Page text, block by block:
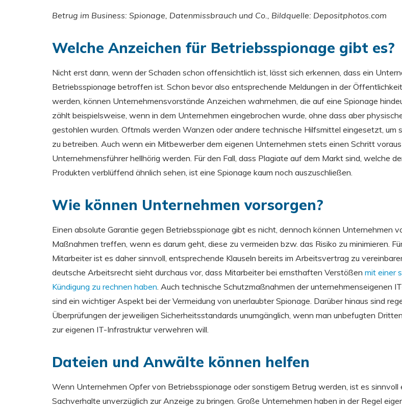
Betrug im Business: Spionage, Datenmissbrauch und Co., Bildquelle: Depositphotos.com
Welche Anzeichen für Betriebsspionage gibt es?
Nicht erst dann, wenn der Schaden schon offensichtlich ist, lässt sich erkennen, dass ein
Betriebsspionage betroffen ist. Schon bevor also entsprechende Meldungen in der
werden, können Unternehmensvorstände Anzeichen wahrnehmen, die auf eine Spionage
zählt beispielsweise, wenn in dem Unternehmen eingebrochen wurde, ohne dass aber
gestohlen wurden. Oftmals werden Wanzen oder andere technische Hilfsmittel eingesetzt, um
zu betreiben. Auch wenn ein Mitbewerber dem eigenen Unternehmen stets einen Schritt
Unternehmensführer hellhörig werden. Für den Fall, dass Plagiate auf dem Markt sind, welche
Produkten verblüffend ähnlich sehen, ist eine Spionage kaum noch auszuschließen.
Wie können Unternehmen vorsorgen?
Einen absolute Garantie gegen Betriebsspionage gibt es nicht, dennoch können Unternehmen
Maßnahmen treffen, wenn es darum geht, diese zu vermeiden bzw. das Risiko zu minimieren.
Mitarbeiter ist es daher sinnvoll, entsprechende Klauseln bereits im Arbeitsvertrag zu
deutsche Arbeitsrecht sieht durchaus vor, dass Mitarbeiter bei ernsthaften Verstößen mit einer
Kündigung zu rechnen haben . Auch technische Schutzmaßnahmen der unternehmenseigenen
sind ein wichtiger Aspekt bei der Vermeidung von unerlaubter Spionage. Darüber hinaus sind
Überprüfungen der jeweiligen Sicherheitsstandards unumgänglich, wenn man unbefugten
zur eigenen IT-Infrastruktur verwehren will.
Dateien und Anwälte können helfen
Wenn Unternehmen Opfer von Betriebsspionage oder sonstigem Betrug werden, ist es sinnvoll
Sachverhalte unverzüglich zur Anzeige zu bringen. Große Unternehmen haben in der Regel